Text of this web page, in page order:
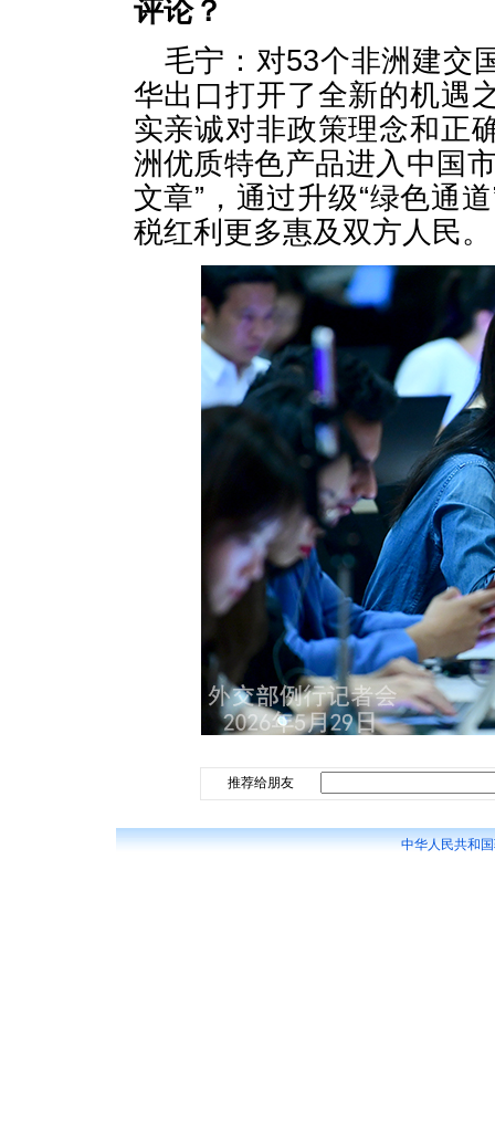
评论？
毛宁：对53个非洲建交
华出口打开了全新的机遇
实亲诚对非政策理念和正
洲优质特色产品进入中国
文章”，通过升级“绿色通
税红利更多惠及双方人民。
推荐给朋友
中华人民共和